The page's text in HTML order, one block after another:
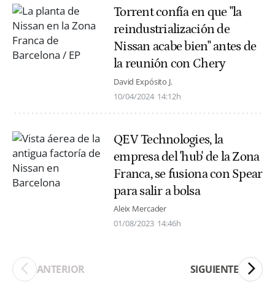
Torrent confía en que "la
reindustrialización de
Nissan acabe bien" antes de
la reunión con Chery
David Expósito J.
10/04/2024 14:12h
QEV Technologies, la
empresa del 'hub' de la Zona
Franca, se fusiona con Spear
para salir a bolsa
Aleix Mercader
01/08/2023 14:46h
ANTERIOR SIGUIENTE